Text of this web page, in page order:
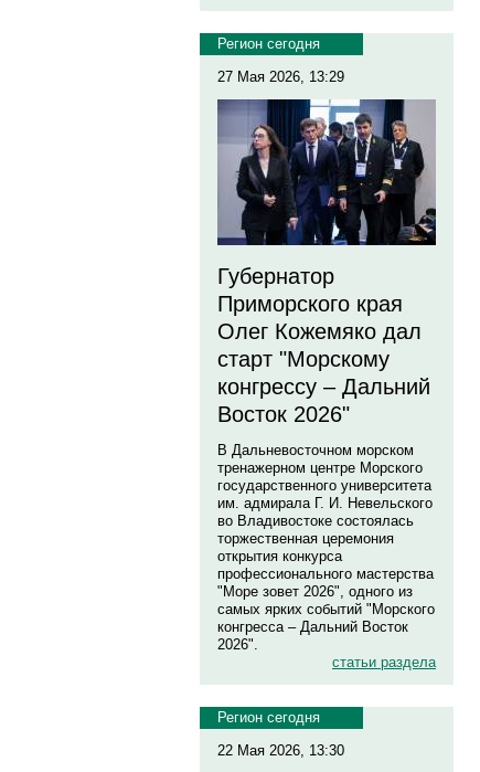
Регион сегодня
27 Мая 2026, 13:29
Губернатор
Приморского края
Олег Кожемяко дал
старт "Морскому
конгрессу – Дальний
Восток 2026"
В Дальневосточном морском
тренажерном центре Морского
государственного университета
им. адмирала Г. И. Невельского
во Владивостоке состоялась
торжественная церемония
открытия конкурса
профессионального мастерства
"Море зовет 2026", одного из
самых ярких событий "Морского
конгресса – Дальний Восток
2026".
статьи раздела
Регион сегодня
22 Мая 2026, 13:30